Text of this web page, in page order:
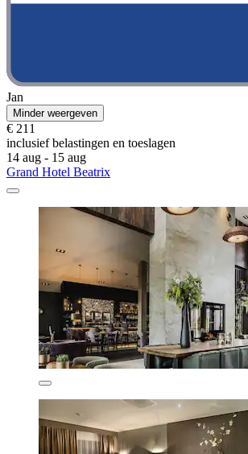
Jan
Minder weergeven
€ 211
inclusief belastingen en toeslagen
14 aug - 15 aug
Grand Hotel Beatrix